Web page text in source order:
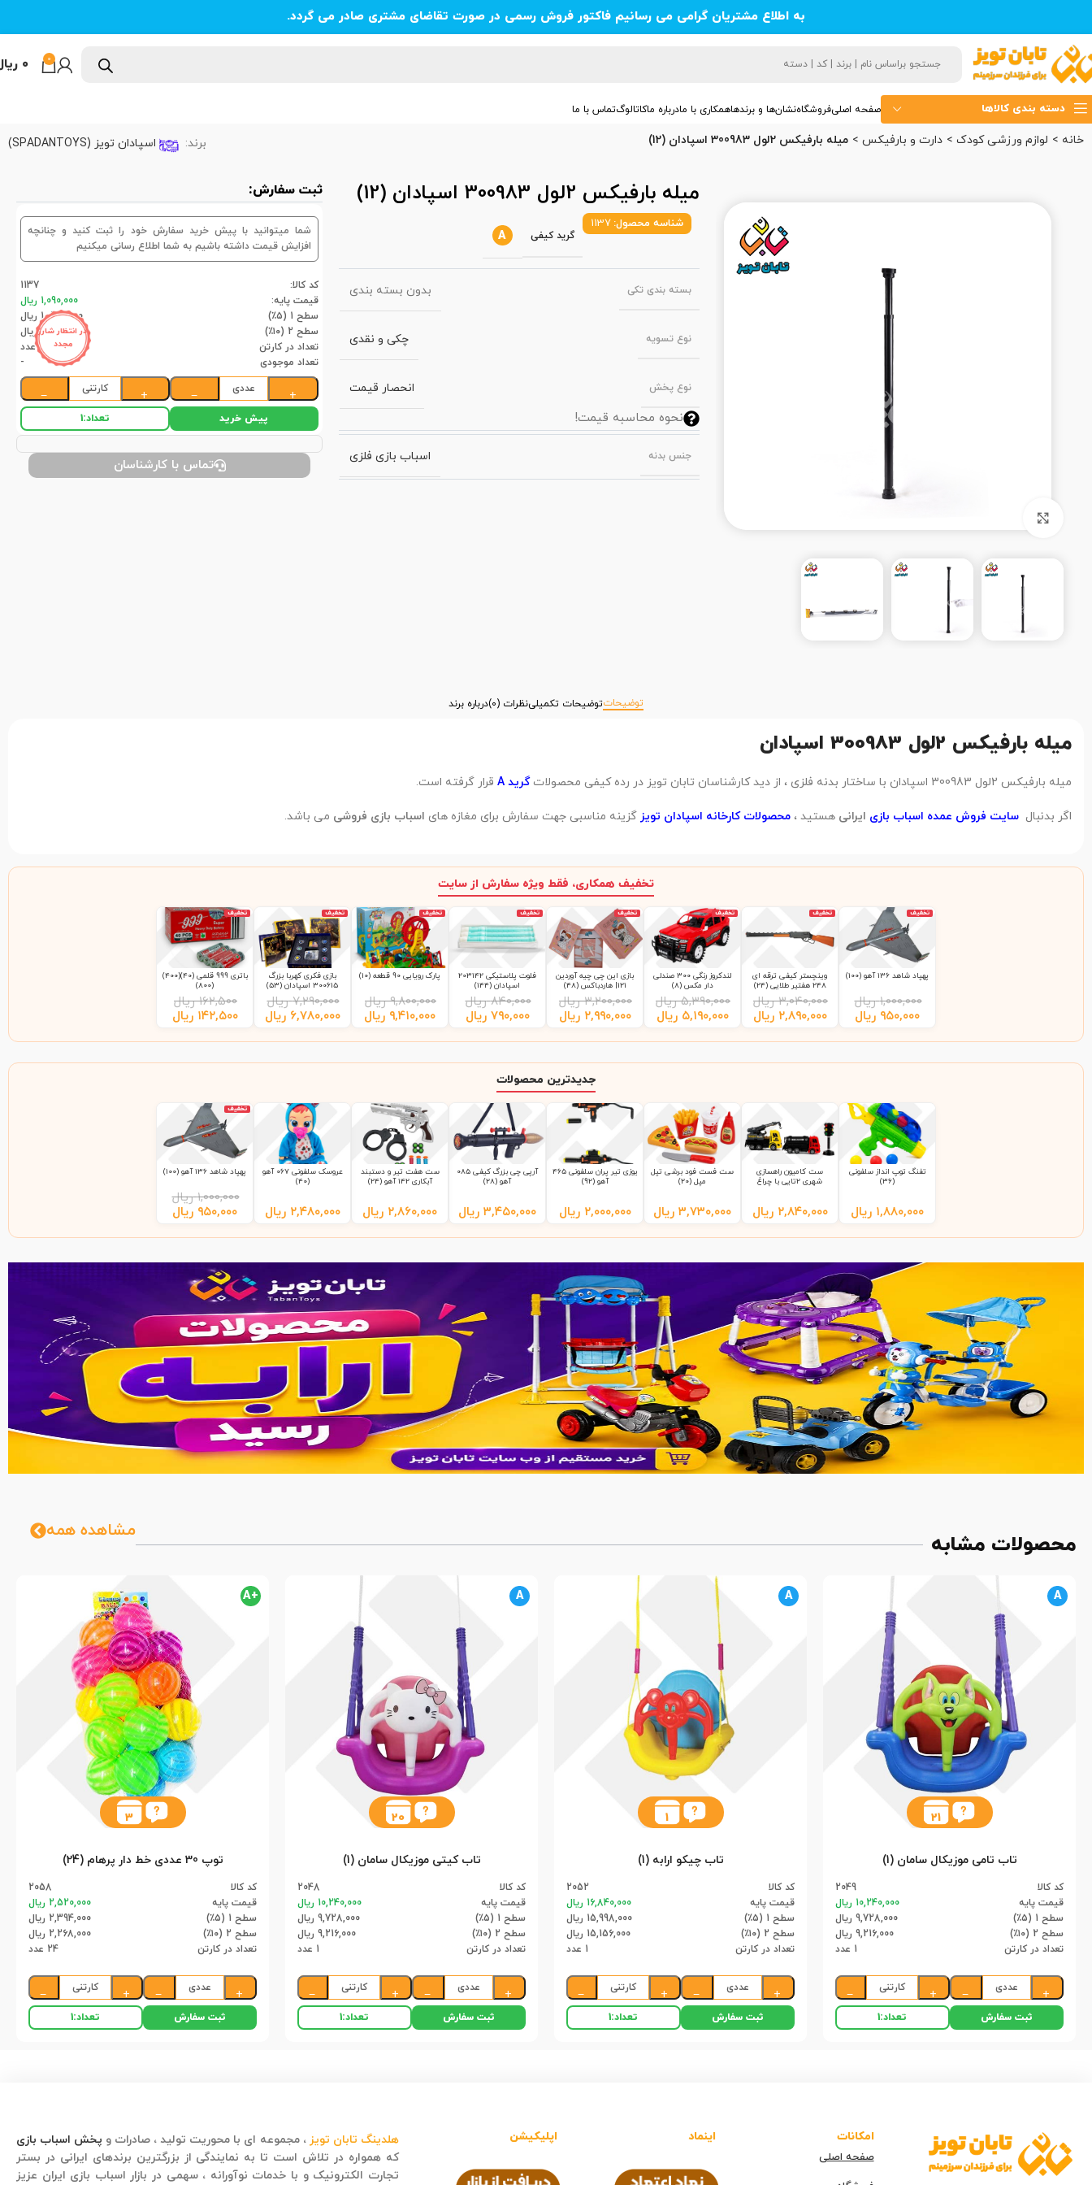
به اطلاع مشتریان گرامی می رسانیم فاکتور فروش رسمی در صورت تقاضای مشتری صادر می گردد.
0 ۰
دسته بندی کالاها صفحه اصلیفروشگاهنشان‌ها و برندهاهمکاری با مادرباره ماکاتالوگتماس با ما
خانه لوازم ورزشی کودک دارت و بارفیکس میله بارفیکس 2لول 300983 اسپادان (12) برند: اسپادان تویز (SPADANTOYS)
میله بارفیکس 2لول 300983 اسپادان (12)
شناسه محصول: 1137
گرید کیفی A
بسته‌ بندی تکی بدون بسته بندی
نوع تسویه چکی و نقدی
نوع پخش انحصار قیمت
نحوه محاسبه قیمت!
جنس بدنه اسباب بازی فلزی
ثبت سفارش:
شما میتوانید با پیش خرید سفارش خود را ثبت کنید و چنانچه
افزایش قیمت داشته باشیم به شما اطلاع رسانی میکنیم
در انتظار شارژ
مجدد
کد کالا:
1137
قیمت پایه:
1,090,000 ریال
سطح 1 (۵٪)
1,035,500 ریال
سطح 2 (۱۰٪)
981,000 ریال
تعداد در کارتن
12عدد
تعداد موجودی
-
+
عددی
−
+
کارتنی
−
پیش خرید تعداد:1
تماس با کارشناسان
توضیحاتتوضیحات تکمیلینظرات (0) درباره برند
میله بارفیکس 2لول 300983 اسپادان
میله بارفیکس 2لول 300983 اسپادان با ساختار بدنه فلزی ، از دید کارشناسان تابان تویز در رده کیفی محصولات گرید A قرار گرفته است.
اگر بدنبال سایت فروش عمده اسباب بازی ایرانی هستید ، محصولات کارخانه اسپادان تویز گزینه مناسبی جهت سفارش برای مغازه های اسباب بازی فروشی می باشد.
تخفیف همکاری، فقط ویژه سفارش از سایت
تخفیف
پهپاد شاهد 136 آهو (100)
۱,۰۰۰,۰۰۰ ریال
۹۵۰,۰۰۰ ریال
تخفیف
وینچستر کیفی ترقه ای
248 هفتیر طلایی (24)
۳,۰۴۰,۰۰۰ ریال
۲,۸۹۰,۰۰۰ ریال
تخفیف
لندکروز رنگی 300 صندلی
دار مکس (8)
۵,۳۹۰,۰۰۰ ریال
۵,۱۹۰,۰۰۰ ریال
تخفیف
بازی این چی چیه آوردین
121| هاردباکس (48)
۳,۲۰۰,۰۰۰ ریال
۲,۹۹۰,۰۰۰ ریال
تخفیف
فلوت پلاستیکی 203142
اسپادان (144)
۸۴۰,۰۰۰ ریال
۷۹۰,۰۰۰ ریال
تخفیف
پارک رویایی 90 قطعه (10)
۹,۸۰۰,۰۰۰ ریال
۹,۴۱۰,۰۰۰ ریال
تخفیف
بازی فکری کهربا بزرگ
300615 اسپادان (53)
۷,۲۹۰,۰۰۰ ریال
۶,۷۸۰,۰۰۰ ریال
تخفیف
باتری 999 قلمی (40)(400)
(800)
۱۶۲,۵۰۰ ریال
۱۴۲,۵۰۰ ریال
جدیدترین محصولات
تفنگ توپ انداز سلفونی
(36)
۱,۸۸۰,۰۰۰ ریال
ست کامیون راهسازی
شهری 2تایی با چراغ
۲,۸۴۰,۰۰۰ ریال
ست فست فود برشی تپل
مپل (20)
۳,۷۳۰,۰۰۰ ریال
یوزی تیر پران سلفونی 465
آهو (92)
۲,۰۰۰,۰۰۰ ریال
آرپی چی بزرگ کیفی 085
آهو (28)
۳,۴۵۰,۰۰۰ ریال
ست هفت تیر و دستبند
آبکاری 142 آهو (24)
۲,۸۶۰,۰۰۰ ریال
عروسک سلفونی 067 آهو
(40)
۲,۴۸۰,۰۰۰ ریال
تخفیف
پهپاد شاهد 136 آهو (100)
۱,۰۰۰,۰۰۰ ریال
۹۵۰,۰۰۰ ریال
محصولات مشابه مشاهده همه
A
21
تاب تامی موزیکال سامان (1)
کد کالا
2049
قیمت پایه
10,240,000 ریال
سطح 1 (۵٪)
9,728,000 ریال
سطح 2 (۱۰٪)
9,216,000 ریال
تعداد در کارتن
1 عدد
+
عددی
−
+
کارتنی
−
ثبت سفارش تعداد:1
A
1
تاب چیکو ارابه (1)
کد کالا
2052
قیمت پایه
16,840,000 ریال
سطح 1 (۵٪)
15,998,000 ریال
سطح 2 (۱۰٪)
15,156,000 ریال
تعداد در کارتن
1 عدد
+
عددی
−
+
کارتنی
−
ثبت سفارش تعداد:1
A
20
تاب کیتی موزیکال سامان (1)
کد کالا
2048
قیمت پایه
10,240,000 ریال
سطح 1 (۵٪)
9,728,000 ریال
سطح 2 (۱۰٪)
9,216,000 ریال
تعداد در کارتن
1 عدد
+
عددی
−
+
کارتنی
−
ثبت سفارش تعداد:1
+A
3
توپ 30 عددی خط دار پرهام (24)
کد کالا
2058
قیمت پایه
2,520,000 ریال
سطح 1 (۵٪)
2,394,000 ریال
سطح 2 (۱۰٪)
2,268,000 ریال
تعداد در کارتن
24 عدد
+
عددی
−
+
کارتنی
−
ثبت سفارش تعداد:1
امکانات
صفحه اصلی
اینماد اپلیکیشن هلدینگ تابان تویز ، مجموعه ای با محوریت تولید ، صادرات و پخش اسباب بازی
که همواره در تلاش است تا به نمایندگی از بزرگترین برندهای ایرانی در بستر
تجارت الکترونیک و با خدمات نوآورانه ، سهمی در بازار اسباب بازی ایران عزیز